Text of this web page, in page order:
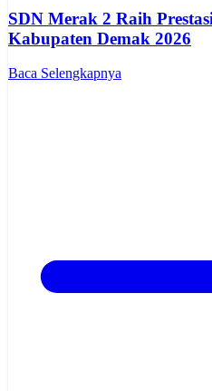
SDN Merak 2 Raih
Kabupaten Demak 2026
Baca Selengkapnya